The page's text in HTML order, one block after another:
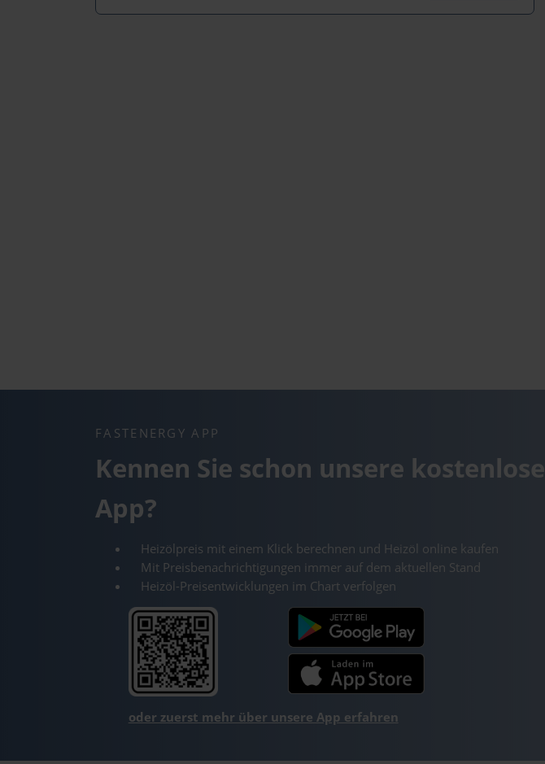
FASTENERGY APP
Kennen Sie schon unsere kostenlose
App?
Heizölpreis mit einem Klick berechnen und Heizöl online kaufen
Mit Preisbenachrichtigungen immer auf dem aktuellen Stand
Heizöl-Preisentwicklungen im Chart verfolgen
oder zuerst mehr über unsere App erfahren